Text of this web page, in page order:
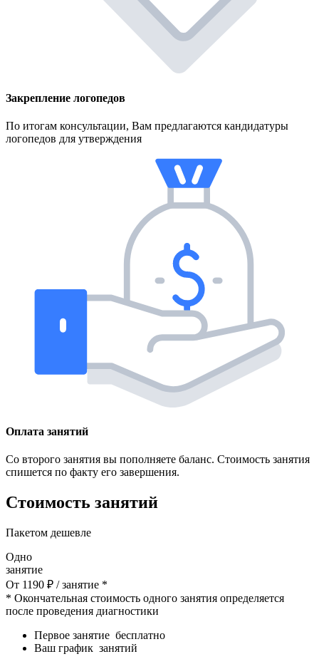
Закрепление логопедов
По итогам консультации, Вам предлагаются кандидатуры
логопедов для утверждения
Оплата занятий
Со второго занятия вы пополняете баланс. Стоимость занятия
спишется по факту его завершения.
Стоимость занятий
Пакетом дешевле
Одно
занятие
От 1190 ₽ / занятие *
* Окончательная стоимость одного занятия определяется
после проведения диагностики
Первое занятие бесплатно
Ваш график занятий